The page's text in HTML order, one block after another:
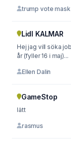
trump vote mask
Lidl KALMAR
Hej jag vill söka jobb hos er på Lidl
år (fyller 16 i maj)...
Ellen Dalin
GameStop
lätt
rasmus